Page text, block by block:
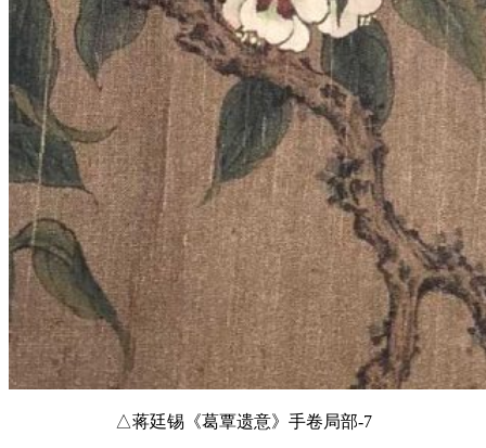
△蒋廷锡《葛覃遗意》手卷局部-7